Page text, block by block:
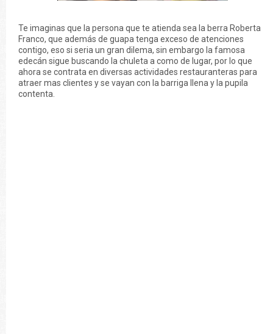
Te imaginas que la persona que te atienda sea la berra Roberta
Franco, que además de guapa tenga exceso de atenciones
contigo, eso si seria un gran dilema, sin embargo la famosa
edecán sigue buscando la chuleta a como de lugar, por lo que
ahora se contrata en diversas actividades restauranteras para
atraer mas clientes y se vayan con la barriga llena y la pupila
contenta.